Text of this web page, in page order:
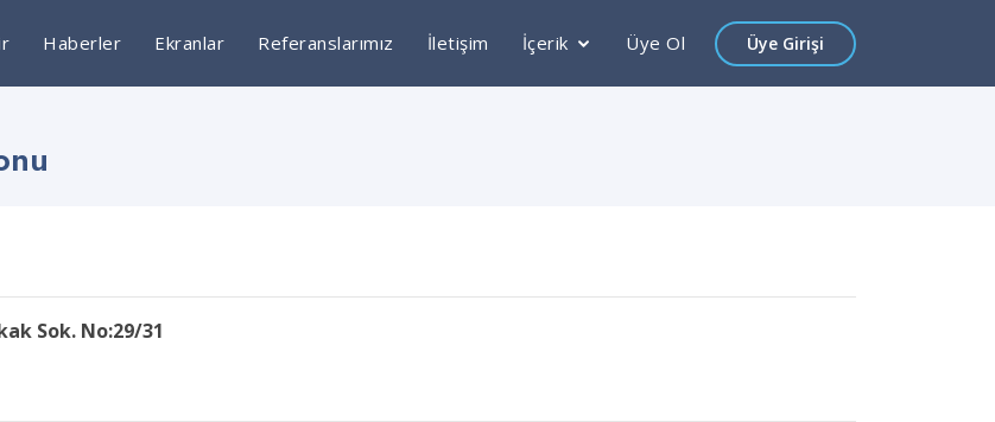
Haberler Ekranlar Referanslarımız İletişim İçerik Üye Ol Üye Girişi
Sok. No:29/31